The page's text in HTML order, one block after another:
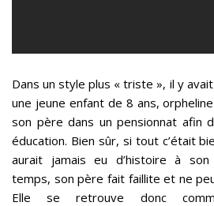
Dans un style plus « triste », il y
une jeune enfant de 8 ans,
son père dans un pensionnat afin
éducation. Bien sûr, si tout c’était
aurait jamais eu d’histoire à
temps, son père fait faillite et ne
Elle se retrouve donc